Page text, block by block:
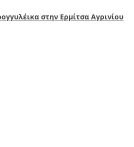
στην Ερμίτσα Αγρινίου